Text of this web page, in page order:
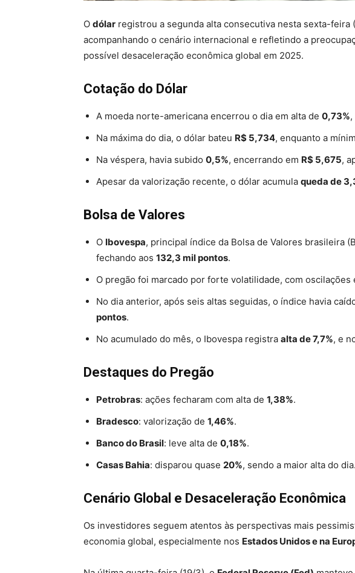
O dólar registrou a segunda alta consecutiva nesta sexta-feira
acompanhando o cenário internacional e refletindo a
possível desaceleração econômica global em 2025.
Cotação do Dólar
A moeda norte-americana encerrou o dia em alta de 0,73%
Na máxima do dia, o dólar bateu R$ 5,734, enquanto a
Na véspera, havia subido 0,5%, encerrando em R$ 5,675,
Apesar da valorização recente, o dólar acumula queda de
Bolsa de Valores
O Ibovespa, principal índice da Bolsa de Valores brasileira
fechando aos 132,3 mil pontos.
O pregão foi marcado por forte volatilidade, com oscilações
No dia anterior, após seis altas seguidas, o índice havia
pontos.
No acumulado do mês, o Ibovespa registra alta de 7,7%, e
Destaques do Pregão
Petrobras: ações fecharam com alta de 1,38%.
Bradesco: valorização de 1,46%.
Banco do Brasil: leve alta de 0,18%.
Casas Bahia: disparou quase 20%, sendo a maior alta do dia.
Cenário Global e Desaceleração Econômica
Os investidores seguem atentos às perspectivas mais
economia global, especialmente nos Estados Unidos e na